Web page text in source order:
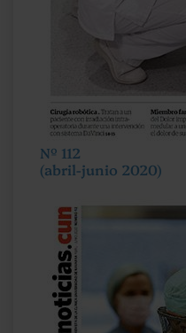
Nº 112
(abril-junio 2020)